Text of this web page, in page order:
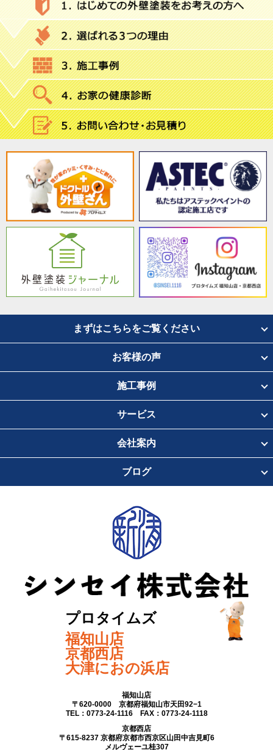
まずはこちらをご覧ください
お客様の声
施工事例
サービス
会社案内
ブログ
プロタイムズ
福知山店
京都西店
大津におの浜店
福知山店
〒620-0000 京都府福知山市天田92−1
TEL：0773-24-1116 FAX：0773-24-1118
京都西店
〒615-8237 京都府京都市西京区山田中吉見町6
メルヴェーユ桂307